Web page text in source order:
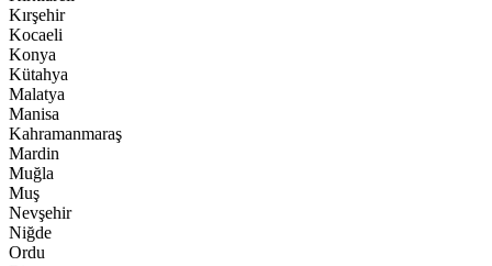
Kırşehir
Kocaeli
Konya
Kütahya
Malatya
Manisa
Kahramanmaraş
Mardin
Muğla
Muş
Nevşehir
Niğde
Ordu